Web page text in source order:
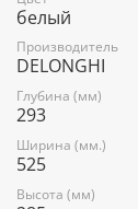
Тип:
Диаметр
Фильтр: 3-
Угольный
белый
Производитель
DELONGHI
Глубина (мм)
293
Ширина (мм.)
525
Высота (мм)